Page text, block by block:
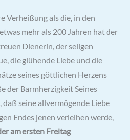
Verheißung als die, in den
mehr als 200 Jahren hat der
Dienerin, der seligen
die glühende Liebe und die
seines göttlichen Herzens
der Barmherzigkeit Seines
daß seine allvermögende Liebe
Endes jenen verleihen werde,
am ersten Freitag